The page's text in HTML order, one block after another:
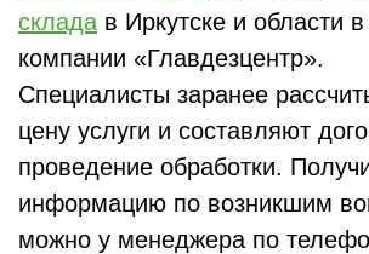
склада в Иркутске и области в
компании «Главдезцентр».
Специалисты заранее
цену услуги и составляют
проведение обработки.
информацию по возникшим
можно у менеджера по